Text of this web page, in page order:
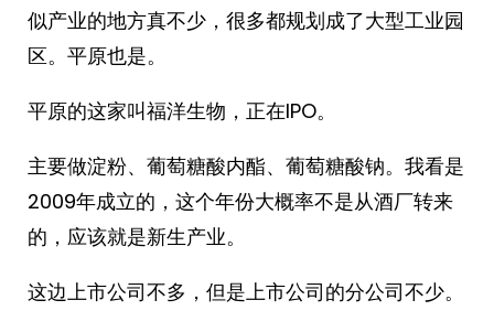
似产业的地方真不少，很多都规划成了大型工业园
区。平原也是。
平原的这家叫福洋生物，正在IPO。
主要做淀粉、葡萄糖酸内酯、葡萄糖酸钠。我看是
2009年成立的，这个年份大概率不是从酒厂转来
的，应该就是新生产业。
这边上市公司不多，但是上市公司的分公司不少。